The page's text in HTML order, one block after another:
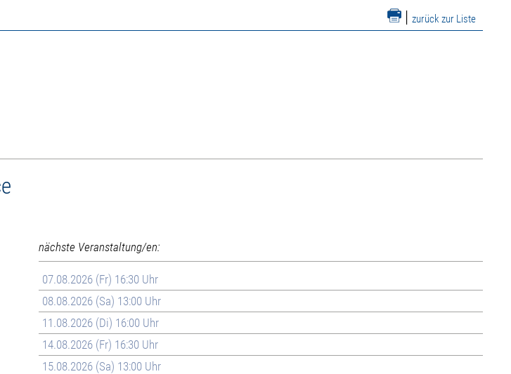
| zurück zur Liste
nächste Veranstaltung/en:
07.08.2026 (Fr) 16:30 Uhr
08.08.2026 (Sa) 13:00 Uhr
11.08.2026 (Di) 16:00 Uhr
14.08.2026 (Fr) 16:30 Uhr
15.08.2026 (Sa) 13:00 Uhr